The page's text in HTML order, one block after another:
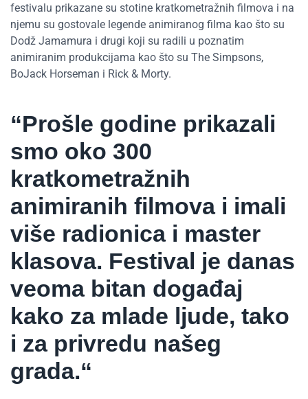
festivalu prikazane su stotine kratkometražnih filmova i na
njemu su gostovale legende animiranog filma kao što su
Dodž Jamamura i drugi koji su radili u poznatim
animiranim produkcijama kao što su The Simpsons,
BoJack Horseman i Rick & Morty.
“Prošle godine prikazali
smo oko 300
kratkometražnih
animiranih filmova i imali
više radionica i master
klasova. Festival je danas
veoma bitan događaj
kako za mlade ljude, tako
i za privredu našeg
grada.“